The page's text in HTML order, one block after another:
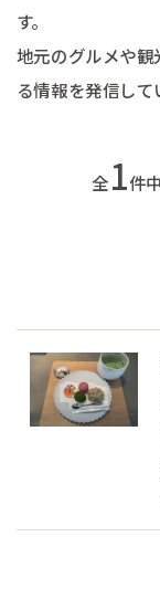
す。
地元のグルメや
る情報を発信して
全1件